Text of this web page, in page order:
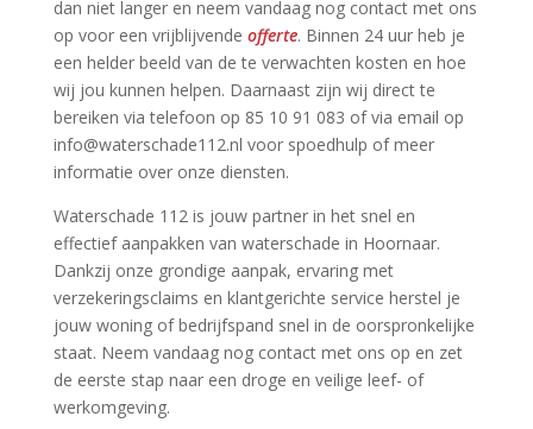
dan niet langer en neem vandaag nog contact met ons
op voor een vrijblijvende offerte.​ Binnen 24 uur heb je
een helder beeld van de te verwachten kosten en hoe
wij jou kunnen helpen.​ Daarnaast zijn wij direct te
bereiken via telefoon op 85 10 91 083 of via email op
info@waterschade112.​nl voor spoedhulp of meer
informatie over onze diensten.​
Waterschade 112 is jouw partner in het snel en
effectief aanpakken van waterschade in Hoornaar.​
Dankzij onze grondige aanpak, ervaring met
verzekeringsclaims en klantgerichte service herstel je
jouw woning of bedrijfspand snel in de oorspronkelijke
staat.​ Neem vandaag nog contact met ons op en zet
de eerste stap naar een droge en veilige leef- of
werkomgeving.​